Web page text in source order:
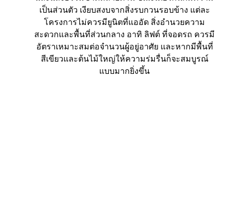
เป็นส่วนตัว เงียบสงบจากสิ่งรบกวนรอบข้าง แต่ละ
โครงการไม่ควรมียูนิตที่แออัด สิ่งอำนวยความ
สะดวกและพื้นที่ส่วนกลาง อาทิ ลิฟต์ ที่จอดรถ ควรมี
อัตราเหมาะสมต่อจำนวนผู้อยู่อาศัย และหากมีพื้นที่
สีเขียวและต้นไม้ใหญ่ให้ความร่มรื่นก็จะสมบูรณ์
แบบมากยิ่งขึ้น